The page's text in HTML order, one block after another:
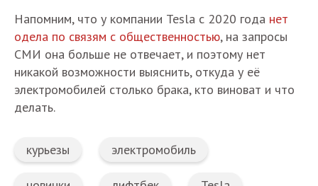
Напомним, что у компании Tesla с 2020 года нет
одела по связям с общественностью, на запросы
СМИ она больше не отвечает, и поэтому нет
никакой возможности выяснить, откуда у её
электромобилей столько брака, кто виноват и что
делать.
курьезы электромобиль